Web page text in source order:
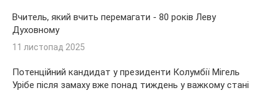
Вчитель, який вчить перемагати - 80 років Леву
Духовному
11 листопад 2025
Потенційний кандидат у президенти Колумбії Мігель
Урібе після замаху вже понад тиждень у важкому стані